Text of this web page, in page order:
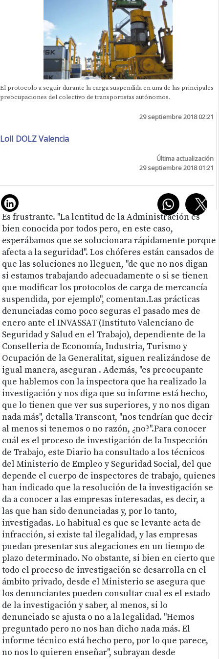
El protocolo a seguir durante la carga suspendida en una de las principales
preocupaciones del colectivo de transportistas autónomos.
29 septiembre 2018 02:21
LolI DOLZ Valencia
Última actualización
29 septiembre 2018 01:21
Es frustrante. "La lentitud de la Administración es
bien conocida por todos pero, en este caso,
esperábamos que se solucionara rápidamente porque
afecta a la seguridad". Los chóferes están cansados de
que las soluciones no lleguen, "de que no nos digan
si estamos trabajando adecuadamente o si se tienen
que modificar los protocolos de carga de mercancía
suspendida, por ejemplo", comentan.Las prácticas
denunciadas como poco seguras el pasado mes de
enero ante el INVASSAT (Instituto Valenciano de
Seguridad y Salud en el Trabajo), dependiente de la
Conselleria de Economía, Industria, Turismo y
Ocupación de la Generalitat, siguen realizándose de
igual manera, aseguran . Además, "es preocupante
que hablemos con la inspectora que ha realizado la
investigación y nos diga que su informe está hecho,
que lo tienen que ver sus superiores, y no nos digan
nada más", detalla Transcont, "nos tendrían que decir
al menos si tenemos o no razón, ¿no?".Para conocer
cuál es el proceso de investigación de la Inspección
de Trabajo, este Diario ha consultado a los técnicos
del Ministerio de Empleo y Seguridad Social, del que
depende el cuerpo de inspectores de trabajo, quienes
han indicado que la resolución de la investigación se
da a conocer a las empresas interesadas, es decir, a
las que han sido denunciadas y, por lo tanto,
investigadas. Lo habitual es que se levante acta de
infracción, si existe tal ilegalidad, y las empresas
puedan presentar sus alegaciones en un tiempo de
plazo determinado. No obstante, si bien en cierto que
todo el proceso de investigación se desarrolla en el
ámbito privado, desde el Ministerio se asegura que
los denunciantes pueden consultar cual es el estado
de la investigación y saber, al menos, si lo
denunciado se ajusta o no a la legalidad. "Hemos
preguntado pero no nos han dicho nada más. El
informe técnico está hecho pero, por lo que parece,
no nos lo quieren enseñar", subrayan desde